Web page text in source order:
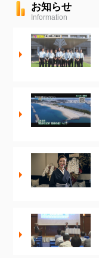
お知らせ
Information